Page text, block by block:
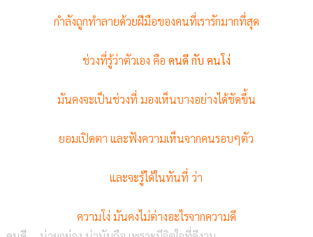
กำลังถูกทำลายด้วยฝีมือของคนที่เรารักมากที่สุด
ช่วงที่รู้ว่าตัวเอง คือ คนดี กับ คนโง่
มันคงจะเป็นช่วงที่ มองเห็นบางอย่างได้ชัดขึ้น
ยอมเปิดตา และฟังความเห็นจากคนรอบๆตัว
และจะรู้ได้ในทันที่ ว่า
ความโง่ มันคงไม่ต่างอะไรจากความดี